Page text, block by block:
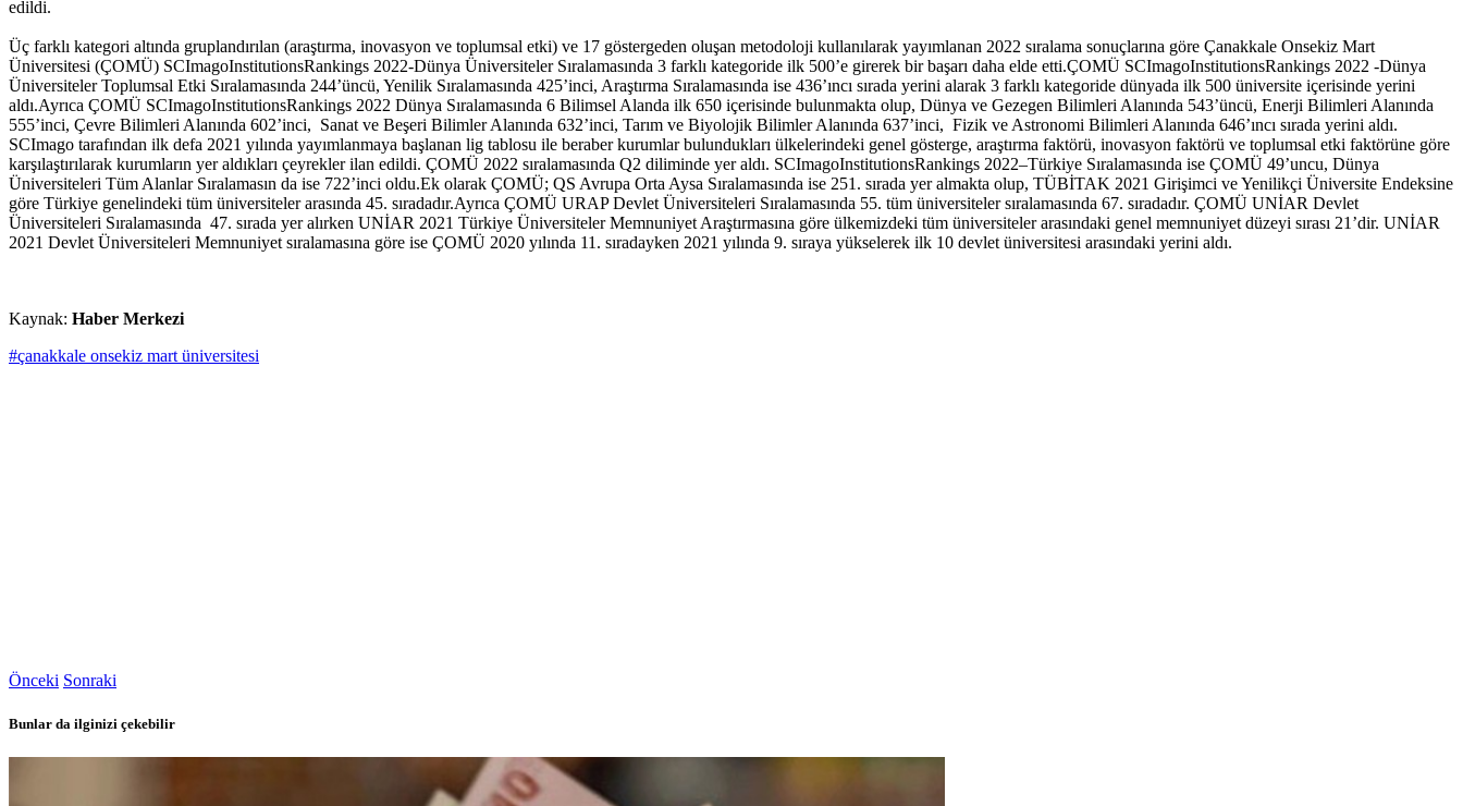
edildi.
Üç farklı kategori altında gruplandırılan (araştırma, inovasyon ve toplumsal etki) ve 17 göstergeden oluşan metodoloji kullanılarak yayımlanan 2022 sıralama sonuçlarına göre Çanakkale Onsekiz Mart
Üniversitesi (ÇOMÜ) SCImagoInstitutionsRankings 2022-Dünya Üniversiteler Sıralamasında 3 farklı kategoride ilk 500’e girerek bir başarı daha elde etti.ÇOMÜ SCImagoInstitutionsRankings 2022 -Dünya
Üniversiteler Toplumsal Etki Sıralamasında 244’üncü, Yenilik Sıralamasında 425’inci, Araştırma Sıralamasında ise 436’ıncı sırada yerini alarak 3 farklı kategoride dünyada ilk 500 üniversite içerisinde yerini
aldı.Ayrıca ÇOMÜ SCImagoInstitutionsRankings 2022 Dünya Sıralamasında 6 Bilimsel Alanda ilk 650 içerisinde bulunmakta olup, Dünya ve Gezegen Bilimleri Alanında 543’üncü, Enerji Bilimleri Alanında
555’inci, Çevre Bilimleri Alanında 602’inci, Sanat ve Beşeri Bilimler Alanında 632’inci, Tarım ve Biyolojik Bilimler Alanında 637’inci, Fizik ve Astronomi Bilimleri Alanında 646’ıncı sırada yerini aldı.
SCImago tarafından ilk defa 2021 yılında yayımlanmaya başlanan lig tablosu ile beraber kurumlar bulundukları ülkelerindeki genel gösterge, araştırma faktörü, inovasyon faktörü ve toplumsal etki faktörüne göre
karşılaştırılarak kurumların yer aldıkları çeyrekler ilan edildi. ÇOMÜ 2022 sıralamasında Q2 diliminde yer aldı. SCImagoInstitutionsRankings 2022–Türkiye Sıralamasında ise ÇOMÜ 49’uncu, Dünya
Üniversiteleri Tüm Alanlar Sıralamasın da ise 722’inci oldu.Ek olarak ÇOMÜ; QS Avrupa Orta Aysa Sıralamasında ise 251. sırada yer almakta olup, TÜBİTAK 2021 Girişimci ve Yenilikçi Üniversite Endeksine
göre Türkiye genelindeki tüm üniversiteler arasında 45. sıradadır.Ayrıca ÇOMÜ URAP Devlet Üniversiteleri Sıralamasında 55. tüm üniversiteler sıralamasında 67. sıradadır. ÇOMÜ UNİAR Devlet
Üniversiteleri Sıralamasında 47. sırada yer alırken UNİAR 2021 Türkiye Üniversiteler Memnuniyet Araştırmasına göre ülkemizdeki tüm üniversiteler arasındaki genel memnuniyet düzeyi sırası 21’dir. UNİAR
2021 Devlet Üniversiteleri Memnuniyet sıralamasına göre ise ÇOMÜ 2020 yılında 11. sıradayken 2021 yılında 9. sıraya yükselerek ilk 10 devlet üniversitesi arasındaki yerini aldı.
Kaynak: Haber Merkezi
#çanakkale onsekiz mart üniversitesi
Önceki Sonraki
Bunlar da ilginizi çekebilir